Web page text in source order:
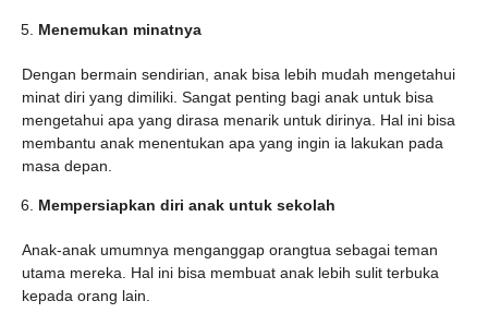
Menemukan minatnya
Dengan bermain sendirian, anak bisa lebih mudah mengetahui
minat diri yang dimiliki. Sangat penting bagi anak untuk bisa
mengetahui apa yang dirasa menarik untuk dirinya. Hal ini bisa
membantu anak menentukan apa yang ingin ia lakukan pada
masa depan.
Mempersiapkan diri anak untuk sekolah
Anak-anak umumnya menganggap orangtua sebagai teman
utama mereka. Hal ini bisa membuat anak lebih sulit terbuka
kepada orang lain.